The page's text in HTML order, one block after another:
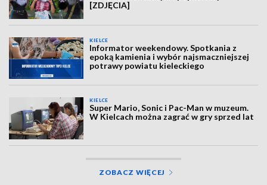
[ZDJĘCIA]
KIELCE
Informator weekendowy. Spotkania z
epoką kamienia i wybór najsmaczniejszej
potrawy powiatu kieleckiego
KIELCE
Super Mario, Sonic i Pac-Man w muzeum.
W Kielcach można zagrać w gry sprzed lat
ZOBACZ WIĘCEJ